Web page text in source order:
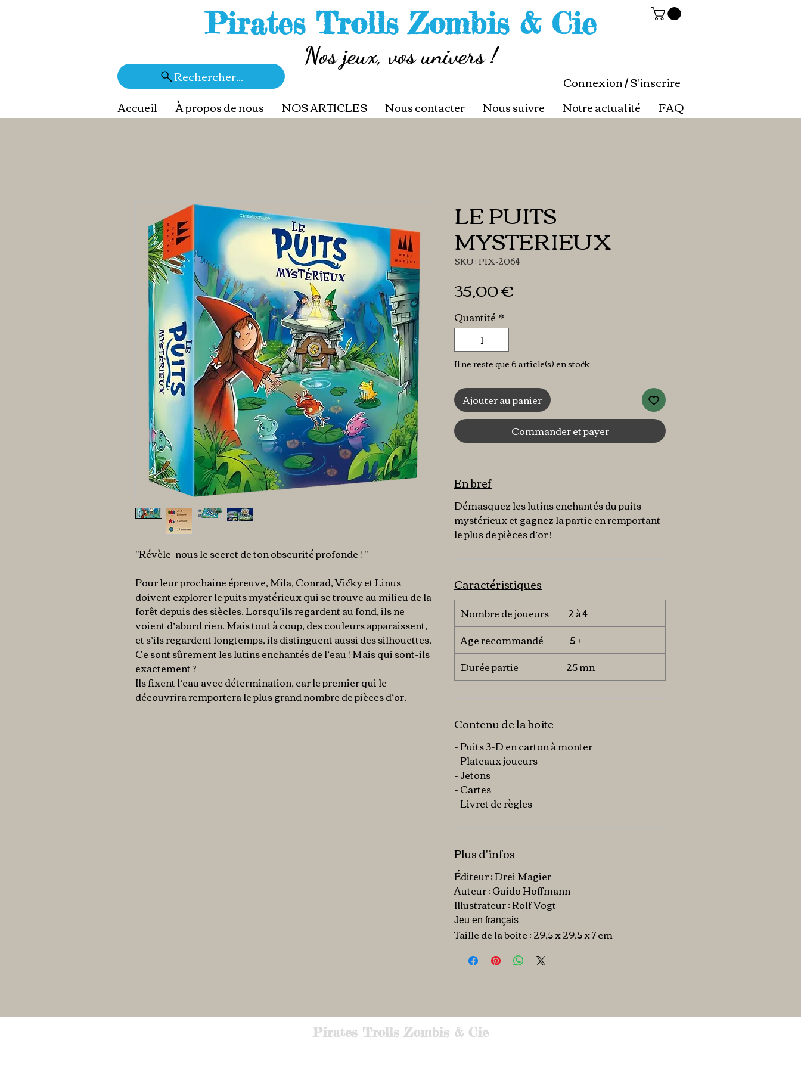
Pirates Trolls Zombis & Cie
Nos jeux, vos univers !
Connexion / S'inscrire
Rechercher...
Accueil
À propos de nous NOS ARTICLES Nous contacter Nous suivre Notre actualité FAQ
"Révèle-nous le secret de ton obscurité profonde ! "
Pour leur prochaine épreuve, Mila, Conrad, Vicky et Linus
doivent explorer le puits mystérieux qui se trouve au milieu de la
forêt depuis des siècles. Lorsqu’ils regardent au fond, ils ne
voient d’abord rien. Mais tout à coup, des couleurs apparaissent,
et s’ils regardent longtemps, ils distinguent aussi des silhouettes.
Ce sont sûrement les lutins enchantés de l’eau ! Mais qui sont-ils
exactement ?
Ils fixent l’eau avec détermination, car le premier qui le
découvrira remportera le plus grand nombre de pièces d’or.
LE PUITS
MYSTERIEUX
SKU : PIX-2064
35,00 €Prix
Quantité *
Il ne reste que 6 article(s) en stock
Ajouter au panier
Commander et payer
En bref
Démasquez les lutins enchantés du puits
mystérieux et gagnez la partie en remportant
le plus de pièces d’or !
Caractéristiques
Nombre de joueurs
2 à 4
Age recommandé
5 +
Durée partie
25 mn
Contenu de la boite
- Puits 3-D en carton à monter
- Plateaux joueurs
- Jetons
- Cartes
- Livret de règles
Plus d'infos
Éditeur : Drei Magier
Auteur : Guido Hoffmann
Illustrateur : Rolf Vogt
Jeu en français
Taille de la boite : 29,5 x 29,5 x 7 cm
Pirates Trolls Zombis & Cie